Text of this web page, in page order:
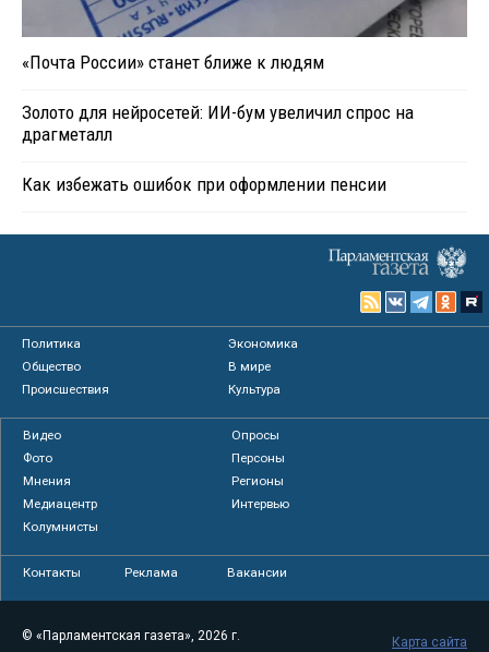
«Почта России» станет ближе к людям
Золото для нейросетей: ИИ-бум увеличил спрос на
драгметалл
Как избежать ошибок при оформлении пенсии
Политика
Экономика
Общество
В мире
Происшествия
Культура
Видео
Опросы
Фото
Персоны
Мнения
Регионы
Медиацентр
Интервью
Колумнисты
Контакты Реклама Вакансии
© «Парламентская газета», 2026 г.
Карта сайта